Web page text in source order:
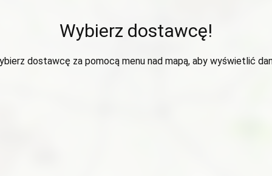
Wybierz dostawcę!
dostawcę za pomocą menu nad mapą, aby wyświetlić